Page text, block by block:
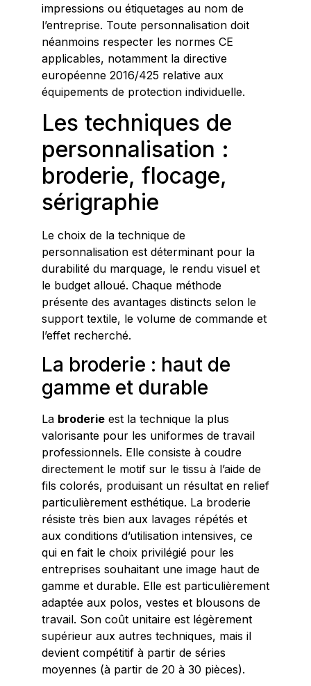
impressions ou étiquetages au nom de
l’entreprise. Toute personnalisation doit
néanmoins respecter les normes CE
applicables, notamment la directive
européenne 2016/425 relative aux
équipements de protection individuelle.
Les techniques de
personnalisation :
broderie, flocage,
sérigraphie
Le choix de la technique de
personnalisation est déterminant pour la
durabilité du marquage, le rendu visuel et
le budget alloué. Chaque méthode
présente des avantages distincts selon le
support textile, le volume de commande et
l’effet recherché.
La broderie : haut de
gamme et durable
La broderie est la technique la plus
valorisante pour les uniformes de travail
professionnels. Elle consiste à coudre
directement le motif sur le tissu à l’aide de
fils colorés, produisant un résultat en relief
particulièrement esthétique. La broderie
résiste très bien aux lavages répétés et
aux conditions d’utilisation intensives, ce
qui en fait le choix privilégié pour les
entreprises souhaitant une image haut de
gamme et durable. Elle est particulièrement
adaptée aux polos, vestes et blousons de
travail. Son coût unitaire est légèrement
supérieur aux autres techniques, mais il
devient compétitif à partir de séries
moyennes (à partir de 20 à 30 pièces).